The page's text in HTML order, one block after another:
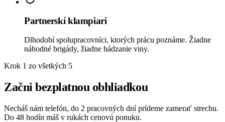
Partnerskí klampiari
Dlhodobí spolupracovníci, ktorých prácu poznáme. Žiadne
náhodné brigády, žiadne hádzanie viny.
Krok 1 zo všetkých 5
Začni bezplatnou obhliadkou
Necháš nám telefón, do 2 pracovných dní prídeme zamerať strechu.
Do 48 hodín máš v rukách cenovú ponuku.